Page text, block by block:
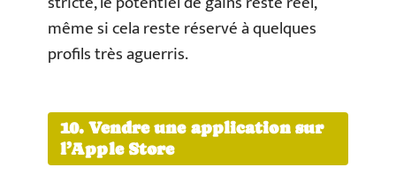
même si cela reste réservé à quelques
profils très aguerris.
10. Vendre une application sur
l’Apple Store